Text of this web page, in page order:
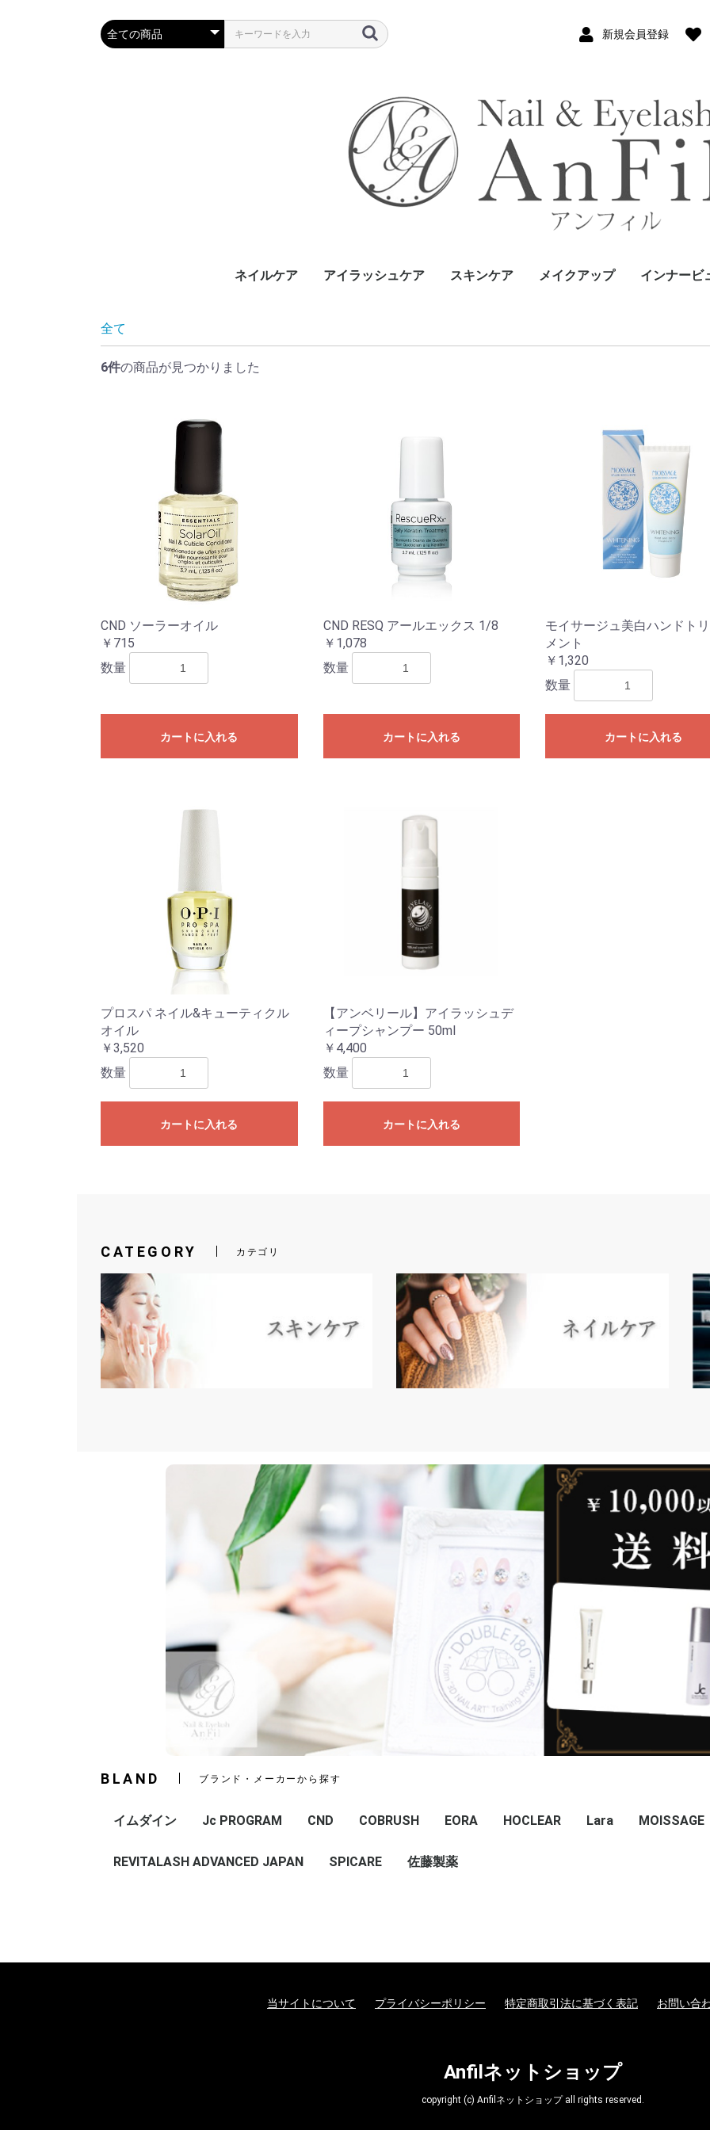
新規会員登録
ネイルケア アイラッシュケア スキンケア メイクアップ インナービ
全て
6件の商品が見つかりました
CND ソーラーオイル
￥715
数量
カートに入れる
CND RESQ アールエックス 1/8
￥1,078
数量
カートに入れる
モイサージュ美白ハンドト
メント
￥1,320
数量
カートに入れる
プロスパ ネイル&キューティクル
オイル
￥3,520
数量
カートに入れる
【アンベリール】アイラッシュデ
ィープシャンプー 50ml
￥4,400
数量
カートに入れる
CATEGORY カテゴリ
BLAND ブランド・メーカーから探す
イムダイン Jc PROGRAM CND COBRUSH EORA HOCLEAR Lara MOISSAGE
REVITALASH ADVANCED JAPAN SPICARE 佐藤製薬
当サイトについて プライバシーポリシー 特定商取引法に基づく表記 お問い合
Anfilネットショップ
copyright (c) Anfilネットショップ all rights reserved.